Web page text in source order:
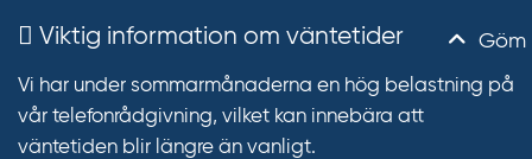
Göm
Viktig information om väntetider
Vi har under sommarmånaderna en hög belastning på
vår telefonrådgivning, vilket kan innebära att
väntetiden blir längre än vanligt.